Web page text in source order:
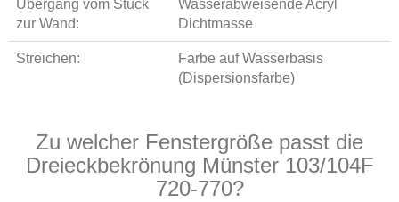
Übergang vom Stuck
zur Wand:
Wasserabweisende Acryl
Dichtmasse
Streichen:
Farbe auf Wasserbasis
(Dispersionsfarbe)
Zu welcher Fenstergröße passt die
Dreieckbekrönung Münster 103/104F
720-770?